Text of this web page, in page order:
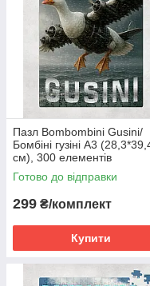
Пазл Bombombini Gusini/
Бомбіні гузіні А3
см), 300 елементів
Готово до відправки
299 ₴/комплект
Купити